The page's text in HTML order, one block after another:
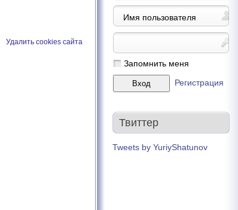
Удалить cookies сайта
Запомнить меня
Регистрация
Твиттер
Tweets by YuriyShatunov